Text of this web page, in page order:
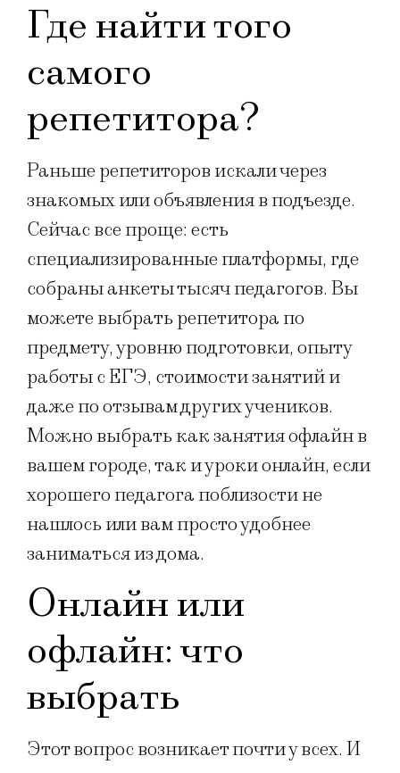
Где найти того
самого
репетитора?
Раньше репетиторов искали через
знакомых или объявления в подъезде.
Сейчас все проще: есть
специализированные платформы, где
собраны анкеты тысяч педагогов. Вы
можете выбрать репетитора по
предмету, уровню подготовки, опыту
работы с ЕГЭ, стоимости занятий и
даже по отзывам других учеников.
Можно выбрать как занятия офлайн в
вашем городе, так и уроки онлайн, если
хорошего педагога поблизости не
нашлось или вам просто удобнее
заниматься из дома.
Онлайн или
офлайн: что
выбрать
Этот вопрос возникает почти у всех. И